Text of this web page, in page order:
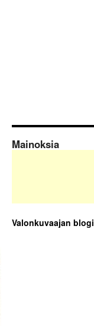
Mainoksia
Valonkuvaajan blogi